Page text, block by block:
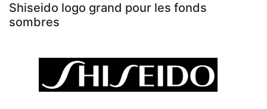
Shiseido logo grand pour les fonds
sombres